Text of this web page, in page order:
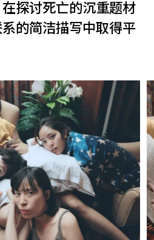
探讨死亡的沉重题材
的简洁描写中取得平